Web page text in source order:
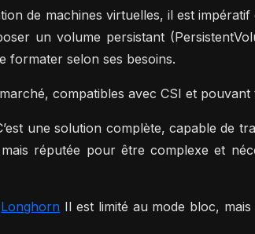
de machines virtuelles, il est impératif
un volume persistant
formater selon ses besoins.
compatibles avec CSI et
une solution complète, capable de
réputée pour être complexe et
Longhorn Il est limité au mode bloc,